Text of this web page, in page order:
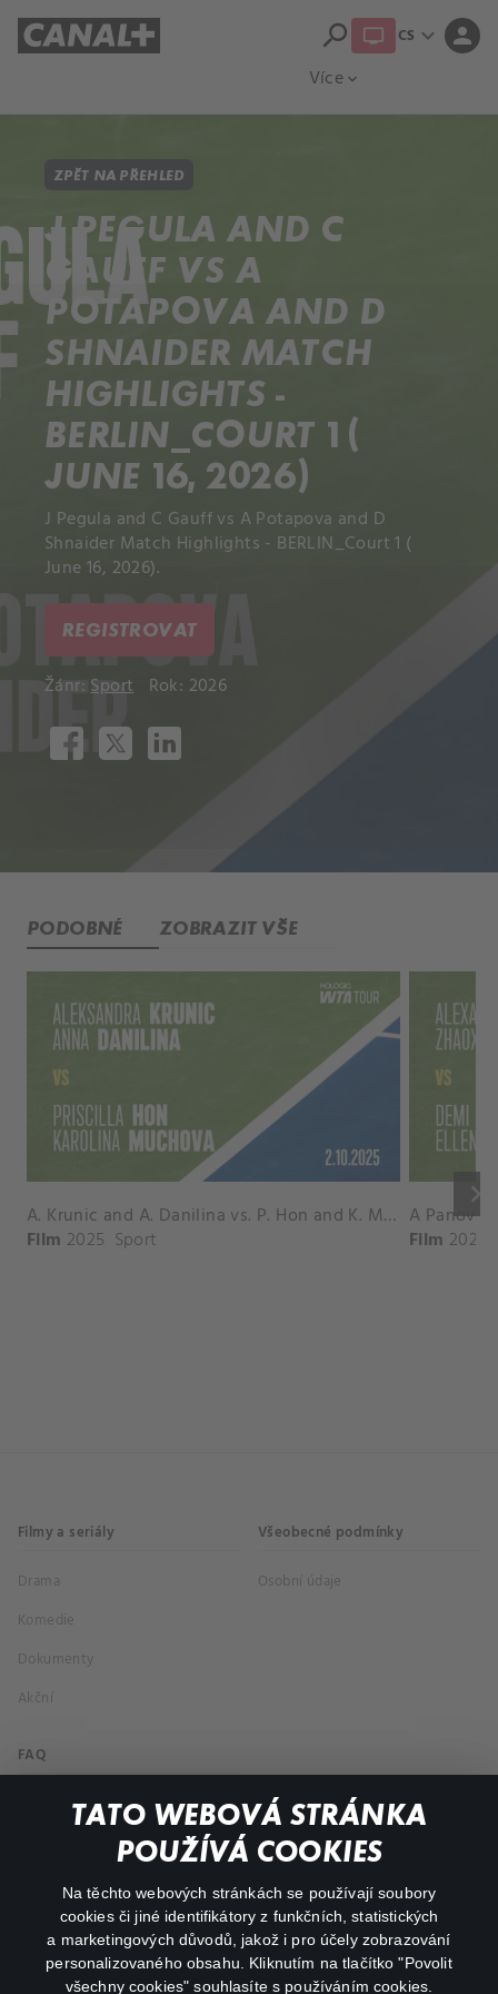
TATO WEBOVÁ STRÁNKA
POUŽÍVÁ COOKIES
Na těchto webových stránkách se používají soubory
cookies či jiné identifikátory z funkčních, statistických
a marketingových důvodů, jakož i pro účely zobrazování
personalizovaného obsahu. Kliknutím na tlačítko "Povolit
všechny cookies" souhlasíte s používáním cookies.
Více expand_more
search CS expand_more person
ZPĚT NA PŘEHLED
J PEGULA AND C
GAUFF VS A
POTAPOVA AND D
SHNAIDER MATCH
HIGHLIGHTS -
BERLIN_COURT 1 (
JUNE 16, 2026)
J Pegula and C Gauff vs A Potapova and D
Shnaider Match Highlights - BERLIN_Court 1 (
June 16, 2026).
REGISTROVAT
Žánr:Sport Rok: 2026
PODOBNÉ ZOBRAZIT VŠE
keyboard_arrow_right
A. Krunic and A. Danilina vs. P. Hon and K. Muchova Match Highlights - BEIJING_Capital Group Diamond ( October 02, 2025)
Film 2025 Sport Film 2026
Filmy a seriály
Drama
Komedie
Dokumenty
Akční
Všeobecné podmínky
Osobní údaje
FAQ
Můj účet
Důležité odkazy
facebookinstagram
youtube